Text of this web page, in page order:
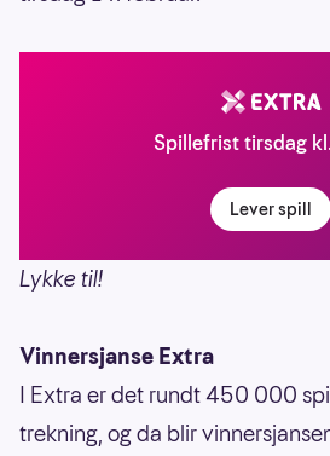
Spillefrist tirsdag
Lever spill
Lykke til!
Vinnersjanse Extra
I Extra er det rundt 450 000
trekning, og da blir